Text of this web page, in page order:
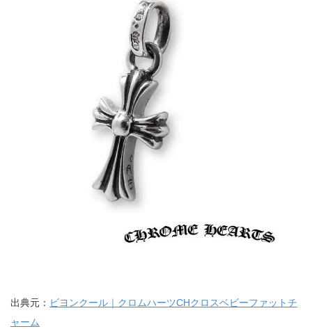
出典元： ビヨンクール｜クロムハーツCHクロスベビーファットチ
ャーム